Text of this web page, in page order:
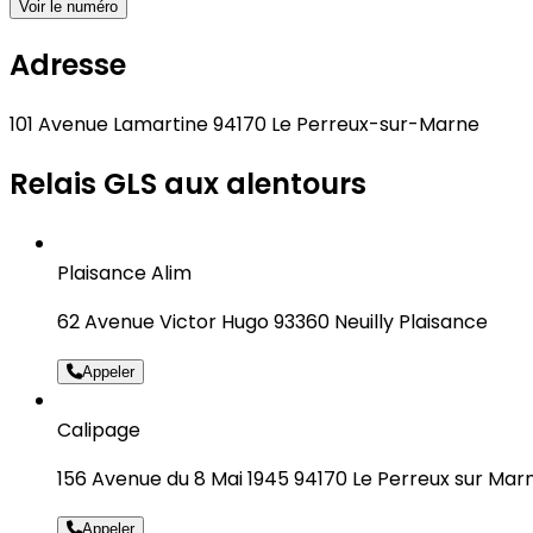
Voir le numéro
Adresse
101 Avenue Lamartine 94170 Le Perreux-sur-Marne
Relais GLS aux alentours
Plaisance Alim
62 Avenue Victor Hugo 93360 Neuilly Plaisance
Appeler
Calipage
156 Avenue du 8 Mai 1945 94170 Le Perreux sur
Appeler